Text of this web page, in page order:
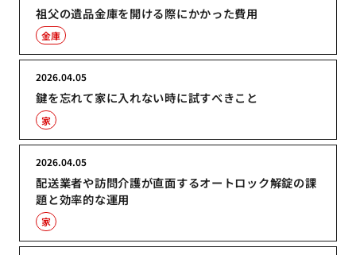
祖父の遺品金庫を開ける際にかかった費用
金庫
鍵を忘れて家に入れない時に試すべきこと
2026.04.05
家
配送業者や訪問介護が直面するオートロック解錠の課
題と効率的な運用
2026.04.05
家